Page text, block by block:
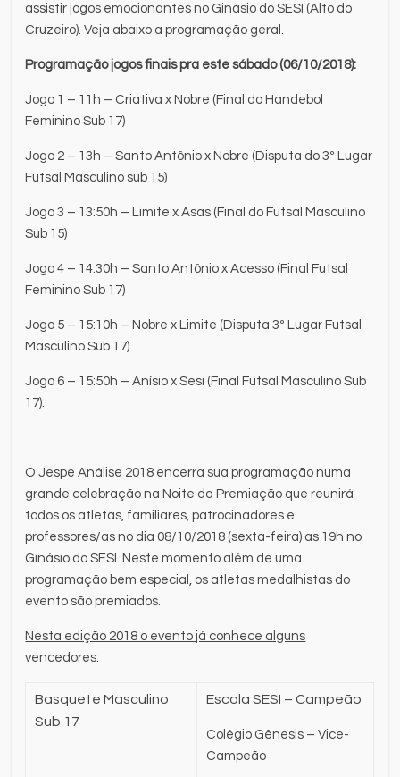
assistir jogos emocionantes no Ginásio do SESI (Alto do
Cruzeiro). Veja abaixo a programação geral.
Programação jogos finais pra este sábado (06/10/2018):
Jogo 1 – 11h – Criativa x Nobre (Final do Handebol
Feminino Sub 17)
Jogo 2 – 13h – Santo Antônio x Nobre (Disputa do 3º Lugar
Futsal Masculino sub 15)
Jogo 3 – 13:50h – Limite x Asas (Final do Futsal Masculino
Sub 15)
Jogo 4 – 14:30h – Santo Antônio x Acesso (Final Futsal
Feminino Sub 17)
Jogo 5 – 15:10h – Nobre x Limite (Disputa 3º Lugar Futsal
Masculino Sub 17)
Jogo 6 – 15:50h – Anísio x Sesi (Final Futsal Masculino Sub
17).
O Jespe Análise 2018 encerra sua programação numa
grande celebração na Noite da Premiação que reunirá
todos os atletas, familiares, patrocinadores e
professores/as no dia 08/10/2018 (sexta-feira) as 19h no
Ginásio do SESI. Neste momento além de uma
programação bem especial, os atletas medalhistas do
evento são premiados.
Nesta edição 2018 o evento já conhece alguns
vencedores:
Basquete Masculino
Sub 17
Escola SESI – Campeão
Colégio Gênesis – Vice-
Campeão